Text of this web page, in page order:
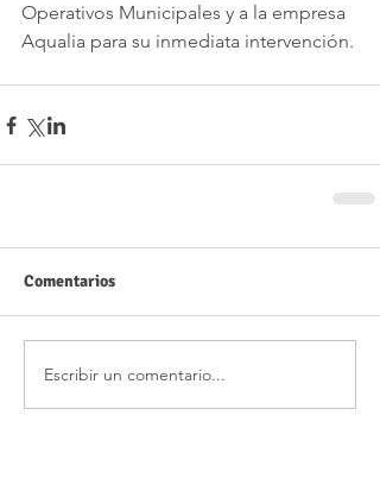
Operativos Municipales y a la empresa
Aqualia para su inmediata intervención.
Comentarios
Escribir un comentario...